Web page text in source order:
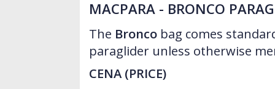
MACPARA - BRONCO
The Bronco bag comes
paraglider unless otherwise
CENA (PRICE)